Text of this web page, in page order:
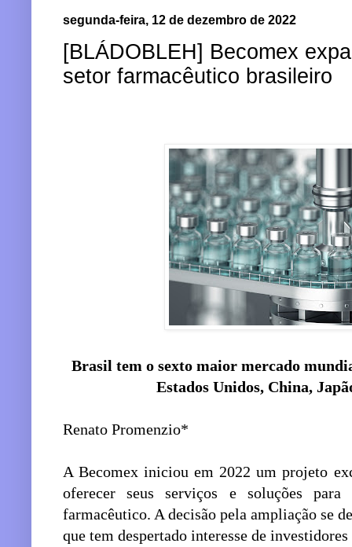
segunda-feira, 12 de dezembro de 2022
[BLÁDOBLEH] Becomex
setor farmacêutico brasileiro
Brasil tem o sexto maior mercado
Estados Unidos, China,
Renato Promenzio*
A Becomex iniciou em 2022 um projeto
oferecer seus serviços e soluções para
farmacêutico. A decisão pela ampliação se
que tem despertado interesse de